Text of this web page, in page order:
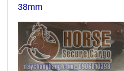
38mm